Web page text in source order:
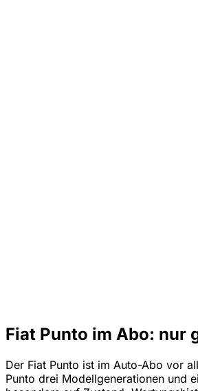
Fiat Punto im Abo: nur
Der Fiat Punto ist im Auto-Abo vor
Punto drei Modellgenerationen und